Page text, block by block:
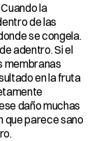
la
de las
se congela.
adentro. Si el
membranas
en la fruta
daño muchas
que parece sano